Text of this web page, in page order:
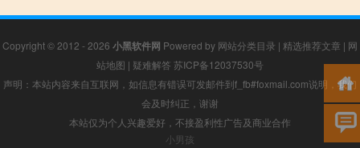
Copyright © 2012 - 2026 小黑软件网 Powered by 网站分类目录 | 精选推荐文章 | 网
站地图 | 疑难解答 苏ICP备12037530号
声明：本站内容来自互联网，如信息有错误可发邮件到f_fb#foxmail.com说明，我们
会及时纠正，谢谢
本站仅为个人兴趣爱好，不接盈利性广告及商业合作
小男孩